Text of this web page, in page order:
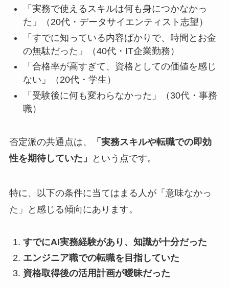
「実務で使えるスキルは何も身につかなかっ
た」（20代・データサイエンティスト志望）
「すでに知っている内容ばかりで、時間とお金
の無駄だった」（40代・IT企業勤務）
「合格率が高すぎて、資格としての価値を感じ
ない」（20代・学生）
「受験後に何も変わらなかった」（30代・事務
職）
否定派の共通点は、
「実務スキルや転職での即効
性を期待していた」
という点です。
特に、以下の条件に当てはまる人が「意味なかっ
た」と感じる傾向にあります。
すでにAI実務経験があり、知識が十分だった
エンジニア職での転職を目指していた
資格取得後の活用計画が曖昧だった